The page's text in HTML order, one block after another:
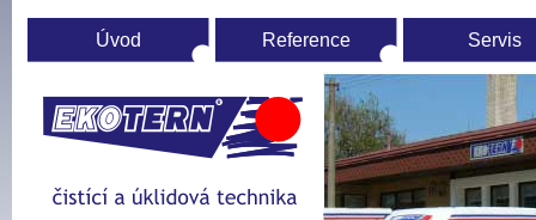
Úvodní
stránka
Úvod Reference Servis